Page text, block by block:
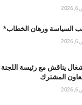
السياسة ورهان الخطاب*
يناقش مع رئيسة
المشترك